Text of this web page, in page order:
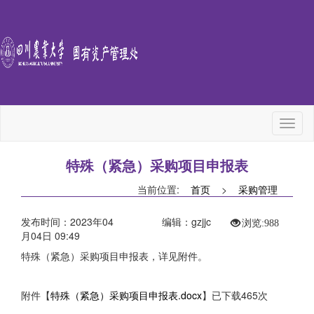
特殊（紧急）采购项目申报表
当前位置: 首页 > 采购管理
发布时间：2023年04
月04日 09:49
编辑：gzjjc 浏览:988
特殊（紧急）采购项目申报表 ，详见附件。
附件【特殊（紧急）采购项目申报表.docx】已下载465次